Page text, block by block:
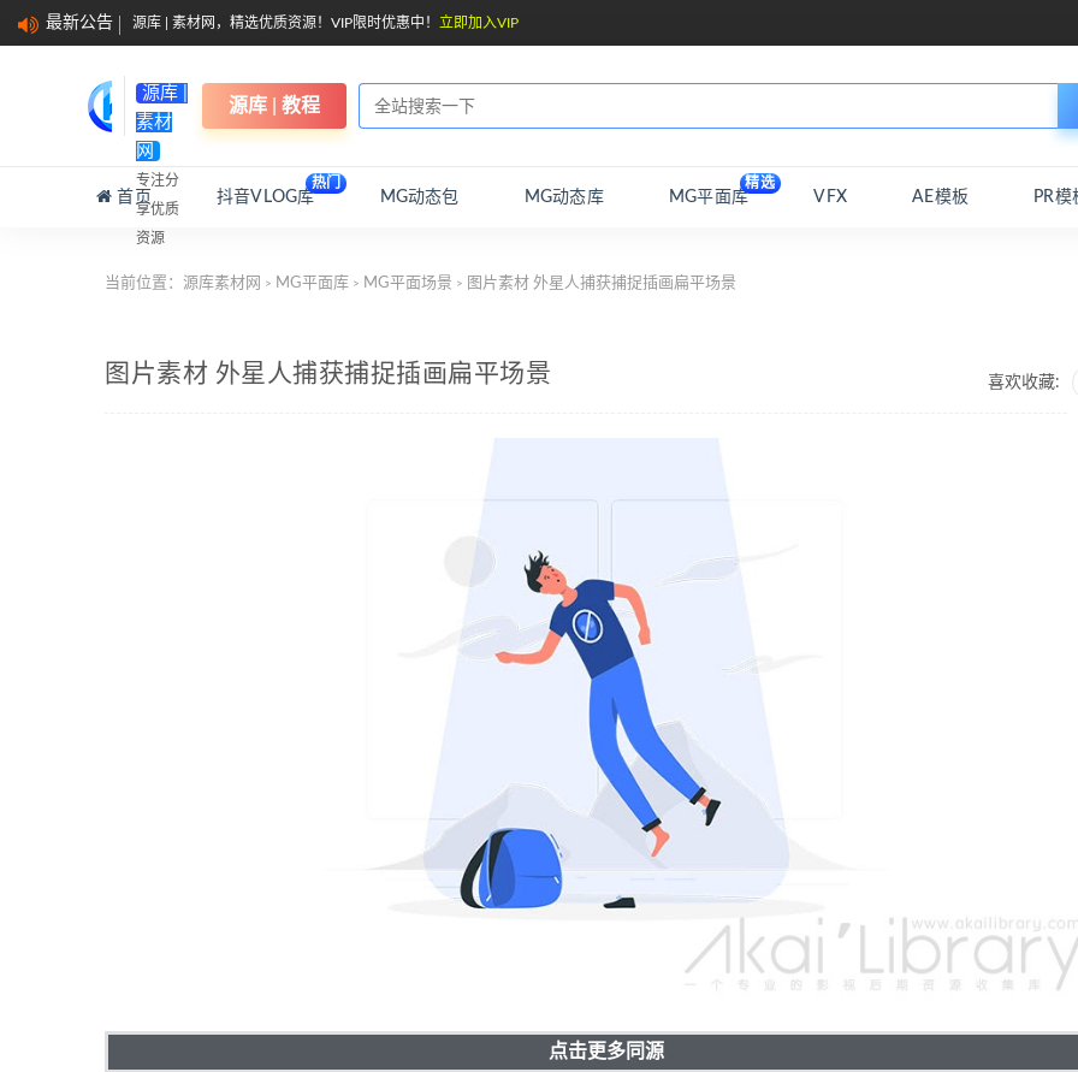
最新公告 源库 | 素材网，精选优质资源！VIP限时优惠中！ 立即加入VIP
源库 |
素材
网
专注分
享优质
资源
源库 | 教程
首页 抖音VLOG库
热门
MG动态包 MG动态库 MG平面库
精选
VFX AE模板 PR模
当前位置： 源库素材网 > MG平面库 > MG平面场景 > 图片素材 外星人捕获捕捉插画扁平场景
喜欢收藏:
图片素材 外星人捕获捕捉插画扁平场景
点击更多同源